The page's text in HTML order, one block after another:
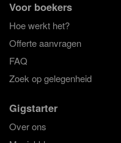
Voor boekers
Hoe werkt het?
Offerte aanvragen
FAQ
Zoek op gelegenheid
Gigstarter
Over ons